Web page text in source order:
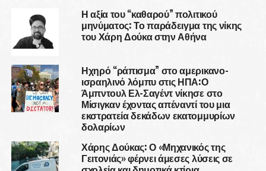
Η αξία του “καθαρού” πολιτικού
μηνύματος: Το παράδειγμα της νίκης
του Χάρη Δούκα στην Αθήνα
Ηχηρό “ράπισμα” στο αμερικανο-
ισραηλινό λόμπυ στις ΗΠΑ:Ο
Άμπντουλ Ελ-Σαγέντ νίκησε στο
Μίσιγκαν έχοντας απέναντί του μια
εκστρατεία δεκάδων εκατομμυρίων
δολαρίων
Χάρης Δούκας: Ο «Μηχανικός της
Γειτονιάς» φέρνει άμεσες λύσεις σε